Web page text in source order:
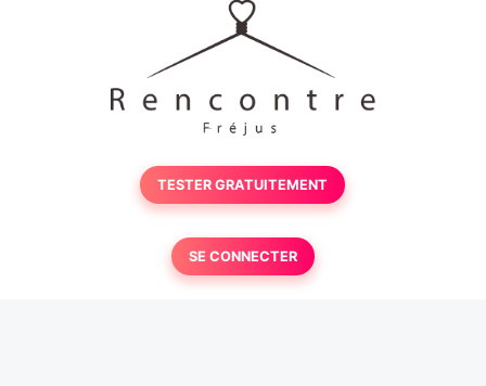
TESTER GRATUITEMENT
SE CONNECTER